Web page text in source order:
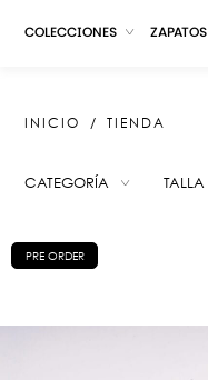
COLECCIONES ZAPATOS
ROBERTA BLACK
INICIO TIENDA
CATEGORÍA TALLA
PRE ORDER